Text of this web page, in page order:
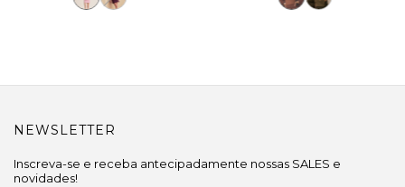
NEWSLETTER
Inscreva-se e receba antecipadamente nossas SALES e
novidades!